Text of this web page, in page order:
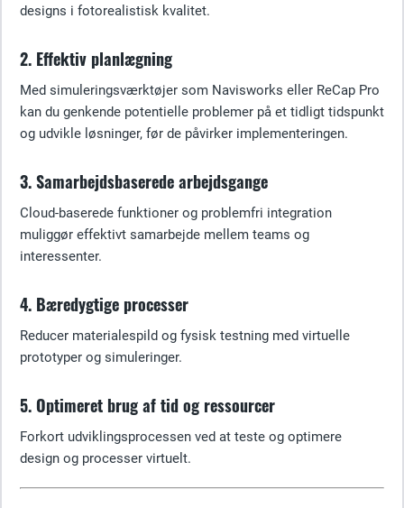
designs i fotorealistisk kvalitet.
2. Effektiv planlægning
Med simuleringsværktøjer som Navisworks eller ReCap Pro
kan du genkende potentielle problemer på et tidligt tidspunkt
og udvikle løsninger, før de påvirker implementeringen.
3. Samarbejdsbaserede arbejdsgange
Cloud-baserede funktioner og problemfri integration
muliggør effektivt samarbejde mellem teams og
interessenter.
4. Bæredygtige processer
Reducer materialespild og fysisk testning med virtuelle
prototyper og simuleringer.
5. Optimeret brug af tid og ressourcer
Forkort udviklingsprocessen ved at teste og optimere
design og processer virtuelt.